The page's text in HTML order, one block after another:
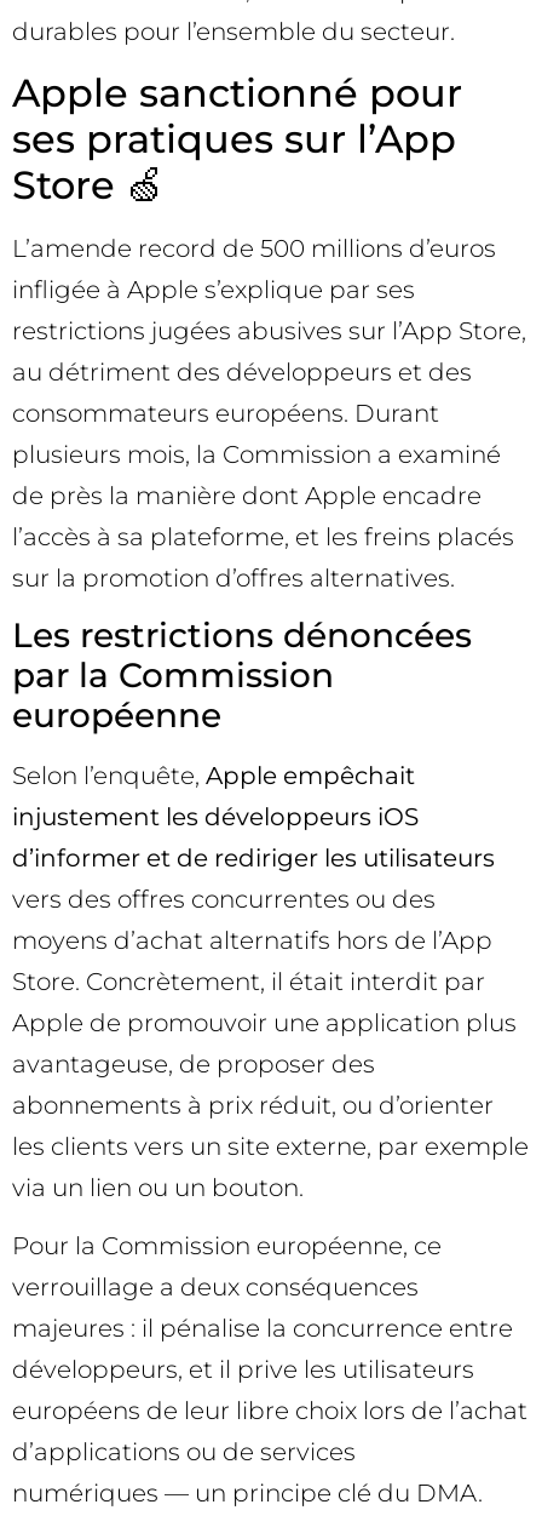
durables pour l’ensemble du secteur.
Apple sanctionné pour
ses pratiques sur l’App
Store 🍏
L’amende record de 500 millions d’euros
infligée à Apple s’explique par ses
restrictions jugées abusives sur l’App Store,
au détriment des développeurs et des
consommateurs européens. Durant
plusieurs mois, la Commission a examiné
de près la manière dont Apple encadre
l’accès à sa plateforme, et les freins placés
sur la promotion d’offres alternatives.
Les restrictions dénoncées
par la Commission
européenne
Selon l’enquête, Apple empêchait
injustement les développeurs iOS
d’informer et de rediriger les utilisateurs
vers des offres concurrentes ou des
moyens d’achat alternatifs hors de l’App
Store. Concrètement, il était interdit par
Apple de promouvoir une application plus
avantageuse, de proposer des
abonnements à prix réduit, ou d’orienter
les clients vers un site externe, par exemple
via un lien ou un bouton.
Pour la Commission européenne, ce
verrouillage a deux conséquences
majeures : il pénalise la concurrence entre
développeurs, et il prive les utilisateurs
européens de leur libre choix lors de l’achat
d’applications ou de services
numériques — un principe clé du DMA.